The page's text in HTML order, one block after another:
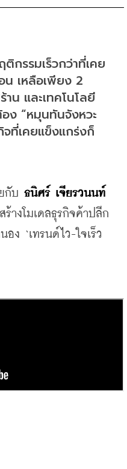
กรรมเร็วกว่าที่เคย
น เหลือเพียง 2
น และเทคโนโลยี
ง “หมุนทันจังหวะ
ที่เคยแข็งแกร่งก็
กับ ธนิศร์ เจียรวนนท์
างโมเดลธุรกิจค้าปลีก
‘เทรนด์ไว-ใจเร็ว